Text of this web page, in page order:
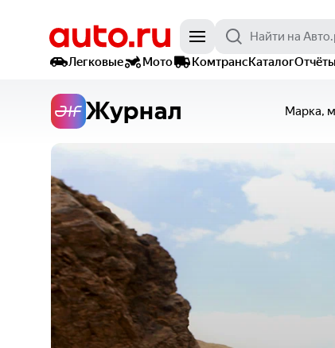
Легковые
Мото КомтрансКаталогОтчёты
Журнал Марка,